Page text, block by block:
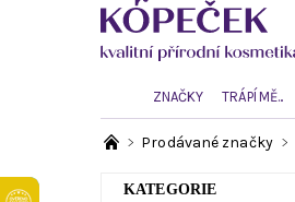
ZNAČKY TRÁPÍ MĚ...
Prodávané značky
KATEGORIE